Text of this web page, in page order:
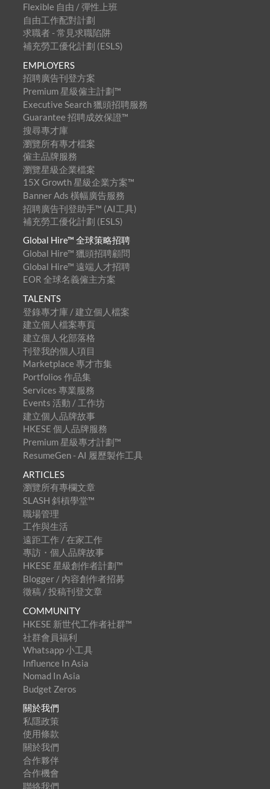
Flexible 自由 / 彈性上班
自由工作配對計劃
求職者 - 常見求職陷阱
補充勞工優化計劃 (ESLS)
EMPLOYERS
招聘廣告刊登方案
Premium 星級僱主計劃™
Executive Search 獵頭招聘服務
Guarantee 招聘成效保證™
搜尋專才庫
瀏覽所有專才檔案
僱主品牌服務
瀏覽星級企業檔案
15X Growth 星級企業方案™
Banner Ads 橫幅廣告服務
招聘廣告刊登助手™ (AI工具)
補充勞工優化計劃 (ESLS)
Global Hire™ 全球策略招聘
Global Hire™ 獵頭招聘顧問
Global Hire™ 遠端人才招聘
EOR 全球名義僱主方案
TALENTS
登錄專才庫 / 建立個人檔案
建立個人檔案專頁
建立個人化部落格
刊登我的個人項目
Marketplace 專才市集
Portfolios 作品集
Services 專業服務
Events 活動 / 工作坊
建立個人品牌故事
HKESE 個人品牌服務
Premium 星級專才計劃™
ResumeGen - AI 履歷製作工具
ARTICLES
瀏覽所有專欄文章
SLASH 斜槓學堂™
職場管理
工作與生活
遠距工作 / 在家工作
專訪・個人品牌故事
HKESE 星級創作者計劃™
Blogger / 內容創作者招募
徵稿 / 投稿刊登文章
COMMUNITY
HKESE 新世代工作者社群™
社群會員福利
Whatsapp 小工具
Influence In Asia
Nomad In Asia
Budget Zeros
關於我們
私隱政策
使用條款
關於我們
合作夥伴
合作機會
聯絡我們